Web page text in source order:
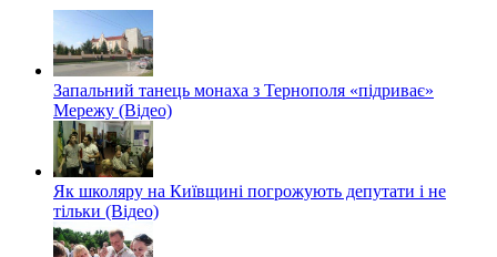
Запальний танець монаха з Тернополя «підриває»
Мережу (Відео)
Як школяру на Київщині погрожують депутати і не
тільки (Відео)